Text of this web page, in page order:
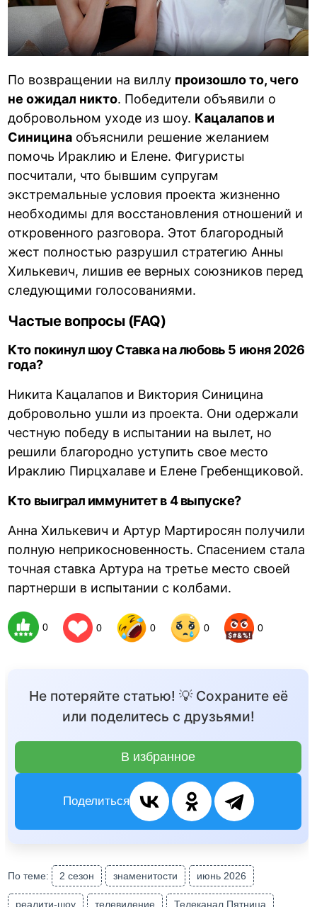
По возвращении на виллу произошло то, чего
не ожидал никто. Победители объявили о
добровольном уходе из шоу. Кацалапов и
Синицина объяснили решение желанием
помочь Ираклию и Елене. Фигуристы
посчитали, что бывшим супругам
экстремальные условия проекта жизненно
необходимы для восстановления отношений и
откровенного разговора. Этот благородный
жест полностью разрушил стратегию Анны
Хилькевич, лишив ее верных союзников перед
следующими голосованиями.
Частые вопросы (FAQ)
Кто покинул шоу Ставка на любовь 5 июня 2026
года?
Никита Кацалапов и Виктория Синицина
добровольно ушли из проекта. Они одержали
честную победу в испытании на вылет, но
решили благородно уступить свое место
Ираклию Пирцхалаве и Елене Гребенщиковой.
Кто выиграл иммунитет в 4 выпуске?
Анна Хилькевич и Артур Мартиросян получили
полную неприкосновенность. Спасением стала
точная ставка Артура на третье место своей
партнерши в испытании с колбами.
0 0 0 0 0
Не потеряйте статью! 💡 Сохраните её
или поделитесь с друзьями!
В избранное
Поделиться
По теме: 2 сезон знаменитости июнь 2026
реалити-шоу телевидение Телеканал Пятница